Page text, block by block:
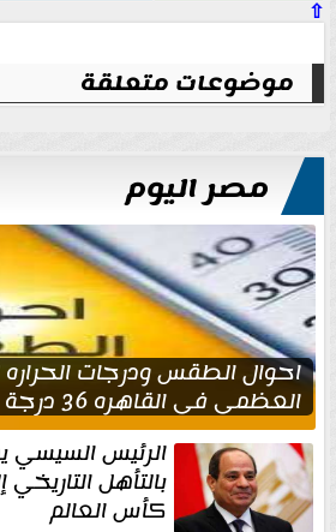
⇧
موضوعات متعلقة
مصر اليوم
احوال الطقس ودرجات الحراره
العظمى في القاهره 36 درجة
الرئيس السيسي
بالتأهل
كأس العالم